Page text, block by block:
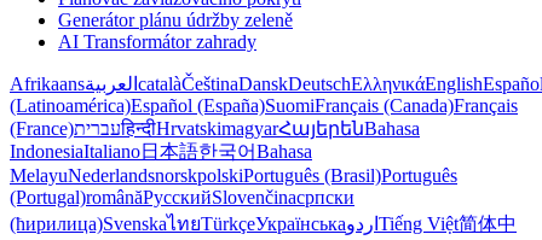
Generátor plánu údržby zeleně
AI Transformátor zahrady
Afrikaansالعربية catalàČeštinaDanskDeutschΕλληνικάEnglish
(Latinoamérica)Español (España)SuomiFrançais (Canada)Français
(France)עבריתहिन्दीHrvatskimagyarՀայերենBahasa
IndonesiaItaliano日本語한국어Bahasa
MelayuNederlandsnorskpolskiPortuguês (Brasil)Português
(Portugal)românăРусскийSlovenčinaсрпски
(ћирилица)SvenskaไทยTürkçeУкраїнськаاردو Tiếng Việt简体中